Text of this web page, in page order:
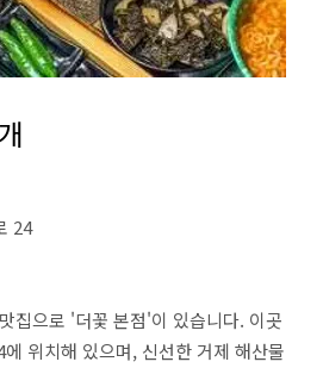
24
집으로 '더꽃 본점'이 있습니다. 이곳
위치해 있으며, 신선한 거제 해산물